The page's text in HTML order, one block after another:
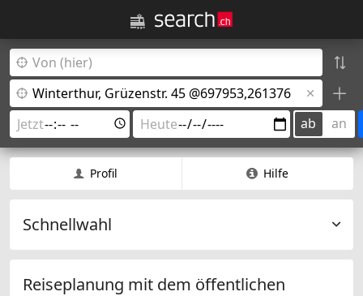
ab an
Profil Hilfe
Schnellwahl
Reiseplanung mit dem öffentlichen